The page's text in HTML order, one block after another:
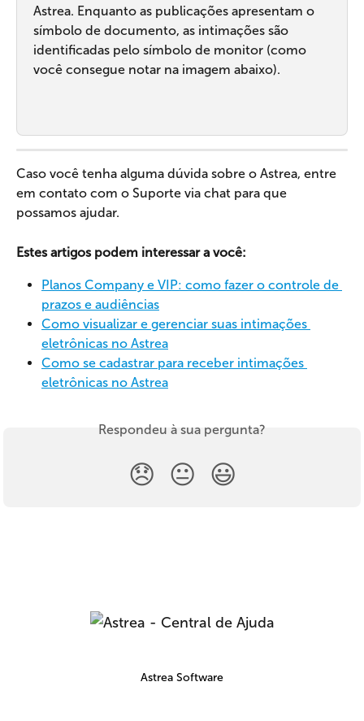
Astrea. Enquanto as publicações apresentam o
símbolo de documento, as intimações são
identificadas pelo símbolo de monitor (como
você consegue notar na imagem abaixo).
Caso você tenha alguma dúvida sobre o Astrea, entre
em contato com o Suporte via chat para que
possamos ajudar.
Estes artigos podem interessar a você:
Planos Company e VIP: como fazer o controle de
prazos e audiências
Como visualizar e gerenciar suas intimações
eletrônicas no Astrea
Como se cadastrar para receber intimações
eletrônicas no Astrea
Respondeu à sua pergunta?
😞 😐 😃
Astrea Software